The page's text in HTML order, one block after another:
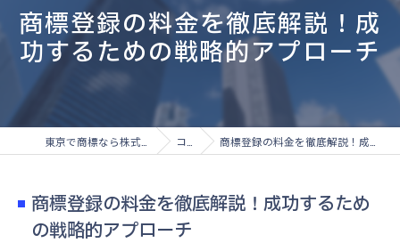
商標登録の料金を徹底解説！成
功するための戦略的アプローチ
コラム 商標登録の料金を徹底解説！成功するための戦略的アプローチ
商標登録の料金を徹底解説！成功するため
の戦略的アプローチ